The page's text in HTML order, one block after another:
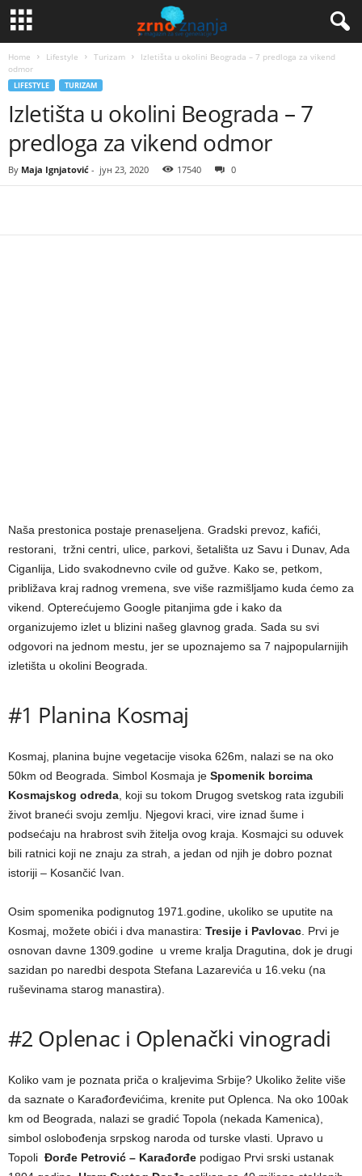
Home Lifestyle Turizam
Izletišta u okolini Beograda – 7 predloga za vikend
odmor
LIFESTYLE TURIZAM
Izletišta u okolini Beograda – 7
predloga za vikend odmor
By Maja Ignjatović - јун 23, 2020 17540 0
Naša prestonica postaje prenaseljena. Gradski prevoz, kafići,
restorani, tržni centri, ulice, parkovi, šetališta uz Savu i Dunav, Ada
Ciganlija, Lido svakodnevno cvile od gužve. Kako se, petkom,
približava kraj radnog vremena, sve više razmišljamo kuda ćemo za
vikend. Opterećujemo Google pitanjima gde i kako da
organizujemo izlet u blizini našeg glavnog grada. Sada su svi
odgovori na jednom mestu, jer se upoznajemo sa 7 najpopularnijih
izletišta u okolini Beograda.
#1 Planina Kosmaj
Kosmaj, planina bujne vegetacije visoka 626m, nalazi se na oko
50km od Beograda. Simbol Kosmaja je Spomenik borcima
Kosmajskog odreda , koji su tokom Drugog svetskog rata izgubili
život braneći svoju zemlju. Njegovi kraci, vire iznad šume i
podsećaju na hrabrost svih žitelja ovog kraja. Kosmajci su oduvek
bili ratnici koji ne znaju za strah, a jedan od njih je dobro poznat
istoriji – Kosančić Ivan.
Osim spomenika podignutog 1971.godine, ukoliko se uputite na
Kosmaj, možete obići i dva manastira: Tresije i Pavlovac . Prvi je
osnovan davne 1309.godine u vreme kralja Dragutina, dok je drugi
sazidan po naredbi despota Stefana Lazarevića u 16.veku (na
ruševinama starog manastira).
#2 Oplenac i Oplenački vinogradi
Koliko vam je poznata priča o kraljevima Srbije? Ukoliko želite više
da saznate o Karađorđevićima, krenite put Oplenca. Na oko 100ak
km od Beograda, nalazi se gradić Topola (nekada Kamenica),
simbol oslobođenja srpskog naroda od turske vlasti. Upravo u
Topoli Đorđe Petrović – Karađorđe podigao Prvi srski ustanak